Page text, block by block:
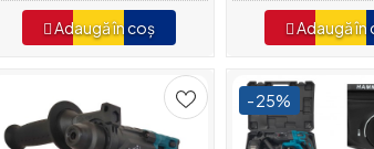
Adaugă în coș Adaugă în
-25%